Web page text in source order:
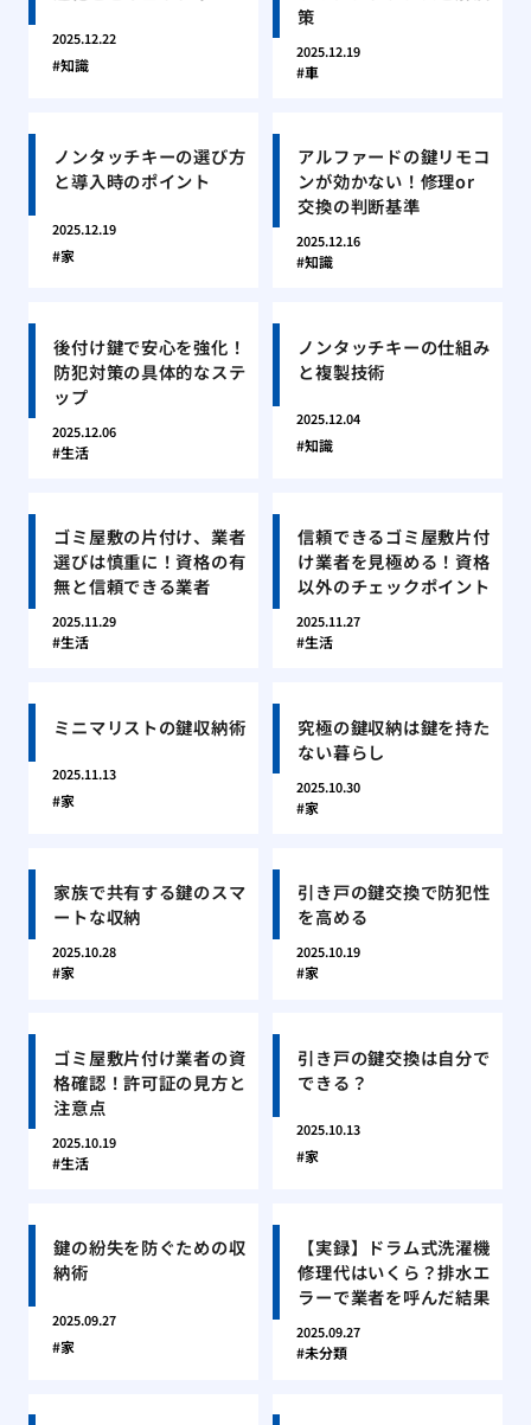
2025.12.22
知識
策
2025.12.19
車
ノンタッチキーの選び方
と導入時のポイント
2025.12.19
家
アルファードの鍵リモコ
ンが効かない！修理or
交換の判断基準
2025.12.16
知識
後付け鍵で安心を強化！
防犯対策の具体的なステ
ップ
2025.12.06
生活
ノンタッチキーの仕組み
と複製技術
2025.12.04
知識
ゴミ屋敷の片付け、業者
選びは慎重に！資格の有
無と信頼できる業者
2025.11.29
生活
信頼できるゴミ屋敷片付
け業者を見極める！資格
以外のチェックポイント
2025.11.27
生活
ミニマリストの鍵収納術
2025.11.13
家
究極の鍵収納は鍵を持た
ない暮らし
2025.10.30
家
家族で共有する鍵のスマ
ートな収納
2025.10.28
家
引き戸の鍵交換で防犯性
を高める
2025.10.19
家
ゴミ屋敷片付け業者の資
格確認！許可証の見方と
注意点
2025.10.19
生活
引き戸の鍵交換は自分で
できる？
2025.10.13
家
鍵の紛失を防ぐための収
納術
2025.09.27
家
【実録】ドラム式洗濯機
修理代はいくら？排水エ
ラーで業者を呼んだ結果
2025.09.27
未分類